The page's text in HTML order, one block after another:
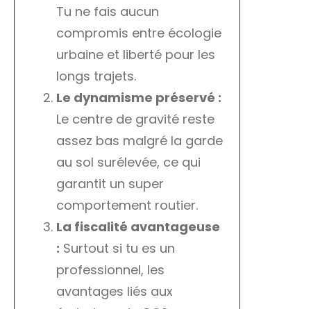
Tu ne fais aucun
compromis entre écologie
urbaine et liberté pour les
longs trajets.
Le dynamisme préservé :
Le centre de gravité reste
assez bas malgré la garde
au sol surélevée, ce qui
garantit un super
comportement routier.
La fiscalité avantageuse
: Surtout si tu es un
professionnel, les
avantages liés aux